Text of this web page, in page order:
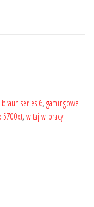
braun series 6, gamingowe
5700xt, witaj w pracy